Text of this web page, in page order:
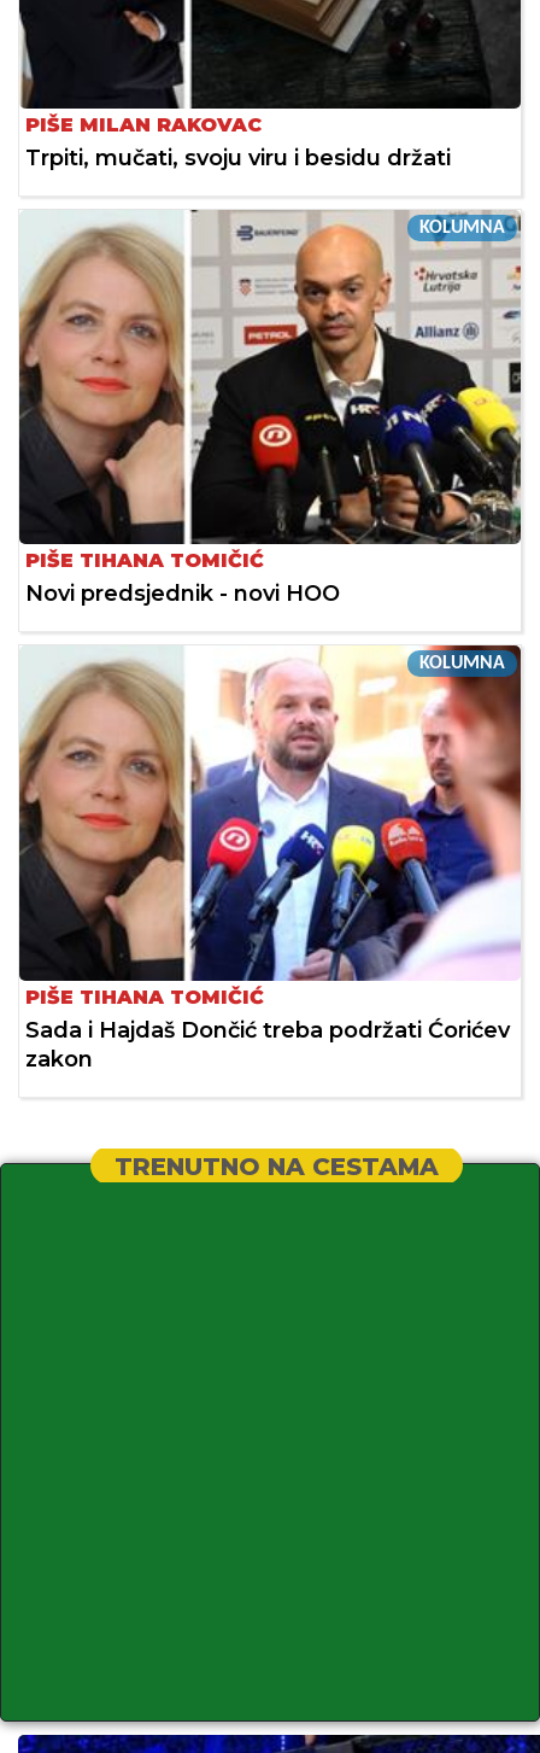
PIŠE MILAN RAKOVAC
Trpiti, mučati, svoju viru i besidu držati
KOLUMNA
PIŠE TIHANA TOMIČIĆ
Novi predsjednik - novi HOO
KOLUMNA
PIŠE TIHANA TOMIČIĆ
Sada i Hajdaš Dončić treba podržati Ćorićev
zakon
TRENUTNO NA CESTAMA